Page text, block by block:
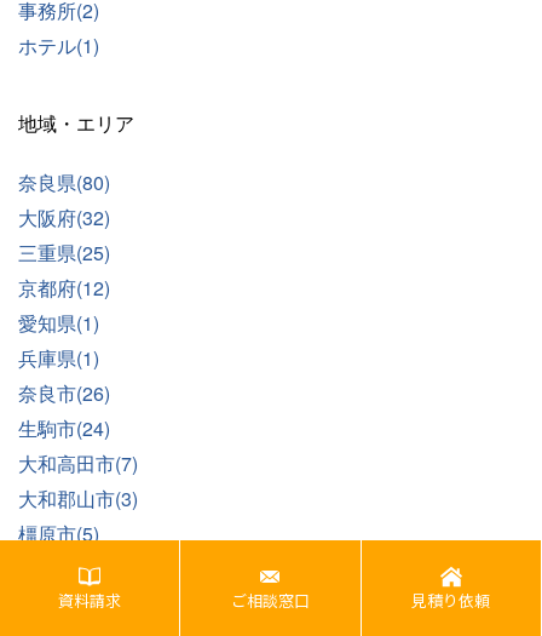
事務所(2)
ホテル(1)
地域・エリア
奈良県(80)
大阪府(32)
三重県(25)
京都府(12)
愛知県(1)
兵庫県(1)
奈良市(26)
生駒市(24)
大和高田市(7)
大和郡山市(3)
橿原市(5)
桜井市(1)
五條市(1)
資料請求 ご相談窓口 見積り依頼